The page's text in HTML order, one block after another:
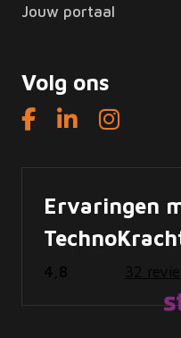
Jouw portaal
Volg ons
Ervaringen
4,8 32